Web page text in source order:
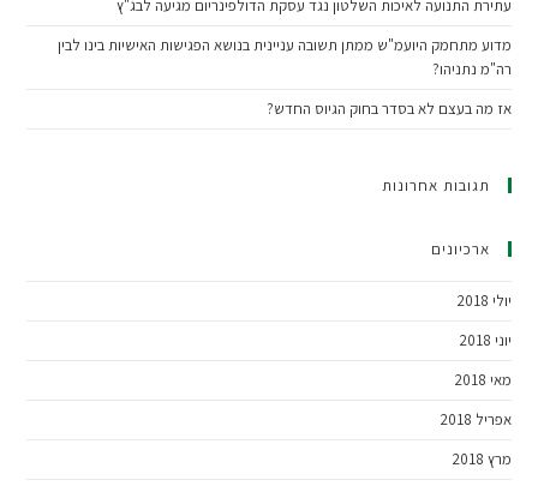
עתירת התנועה לאיכות השלטון נגד עסקת הדולפינריום מגיעה לבג"ץ
מדוע מתחמק היועמ"ש ממתן תשובה עניינית בנושא הפגישות האישיות בינו לבין
רה"מ נתניהו?
אז מה בעצם לא בסדר בחוק הגיוס החדש?
תגובות אחרונות
ארכיונים
יולי 2018
יוני 2018
מאי 2018
אפריל 2018
מרץ 2018